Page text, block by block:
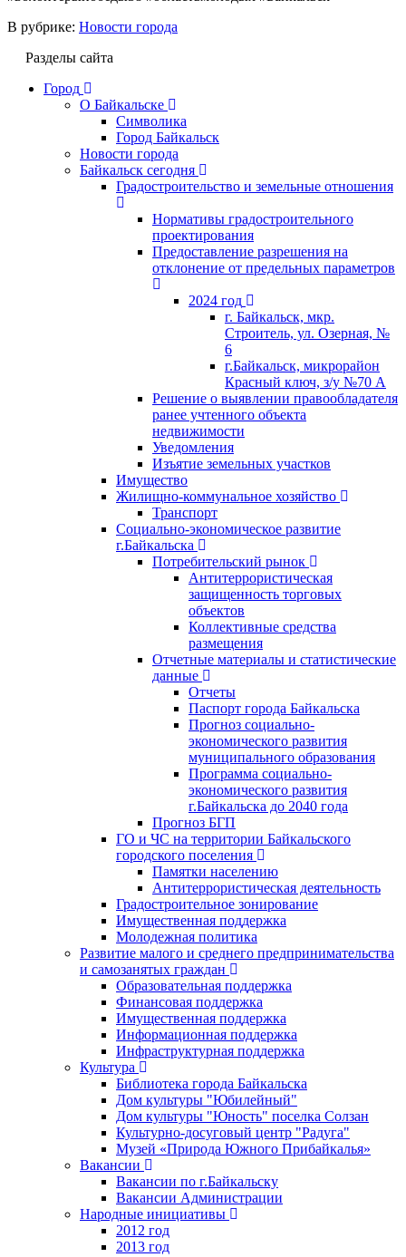
В рубрике: Новости города
Разделы сайта
Город
О Байкальске
Символика
Город Байкальск
Новости города
Байкальск сегодня
Градостроительство и земельные отношения
Нормативы градостроительного
проектирования
Предоставление разрешения на
отклонение от предельных параметров
2024 год
г. Байкальск, мкр.
Строитель, ул. Озерная, №
6
г.Байкальск, микрорайон
Красный ключ, з/у №70 А
Решение о выявлении правообладателя
ранее учтенного объекта
недвижимости
Уведомления
Изъятие земельных участков
Имущество
Жилищно-коммунальное хозяйство
Транспорт
Социально-экономическое развитие
г.Байкальска
Потребительский рынок
Антитеррористическая
защищенность торговых
объектов
Коллективные средства
размещения
Отчетные материалы и статистические
данные
Отчеты
Паспорт города Байкальска
Прогноз социально-
экономического развития
муниципального образования
Программа социально-
экономического развития
г.Байкальска до 2040 года
Прогноз БГП
ГО и ЧС на территории Байкальского
городского поселения
Памятки населению
Антитеррористическая деятельность
Градостроительное зонирование
Имущественная поддержка
Молодежная политика
Развитие малого и среднего предпринимательства
и самозанятых граждан
Образовательная поддержка
Финансовая поддержка
Имущественная поддержка
Информационная поддержка
Инфраструктурная поддержка
Культура
Библиотека города Байкальска
Дом культуры "Юбилейный"
Дом культуры "Юность" поселка Солзан
Культурно-досуговый центр "Радуга"
Музей «Природа Южного Прибайкалья»
Вакансии
Вакансии по г.Байкальску
Вакансии Администрации
Народные инициативы
2012 год
2013 год